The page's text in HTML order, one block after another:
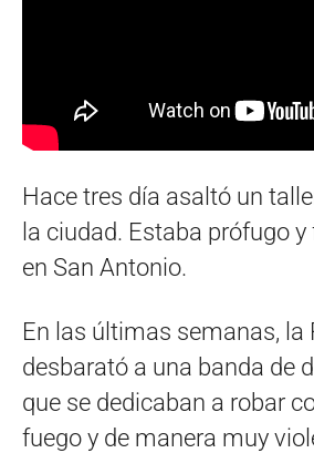
Hace tres día asaltó un
la ciudad. Estaba prófugo
en San Antonio.
En las últimas semanas, la
desbarató a una banda de
que se dedicaban a robar
fuego y de manera muy